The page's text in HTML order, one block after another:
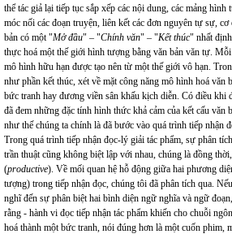
thể tác giả lại tiếp tục sắp xếp các nội dung, các mảng
móc nối các đoạn truyện, liên kết các đơn nguyên tự sự,
bản có một "Mở đầu" – "Chính văn" – "Kết thúc" nhất
thực hoá một thế giới hình tượng bằng văn bản văn tự.
mô hình hữu hạn được tạo nên từ một thế giới vô hạn.
như phần kết thúc, xét về mặt công năng mô hình hoá văn
bức tranh hay đương viền sân khấu kịch diễn. Có điều khi
đã đem những đặc tính hình thức khả cảm của kết cấu văn
như thế chúng ta chính là đã bước vào quá trình tiếp nhận
Trong quá trình tiếp nhận đọc-lý giải tác phẩm, sự phân
trần thuật cũng không biệt lập với nhau, chúng là đồng
(productive). Về mối quan hệ hỗ động giữa hai phương
tượng) trong tiếp nhận đọc, chúng tôi đã phân tích qua.
nghĩ đến sự phân biệt hai bình diện ngữ nghĩa và ngữ
rằng - hành vi đọc tiếp nhận tác phẩm khiến cho chuỗi
hoá thành một bức tranh, nói đúng hơn là một cuốn phim,